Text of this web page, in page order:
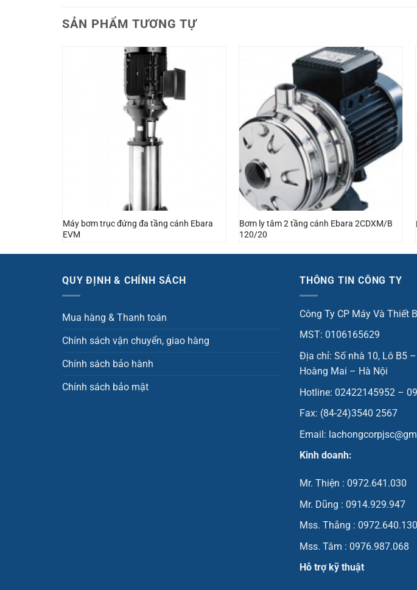
SẢN PHẨM TƯƠNG TỰ
Máy bơm trục đứng đa tầng cánh Ebara
EVM
Bơm ly tâm 2 tầng cánh Ebara 2CDXM/B
120/20
QUY ĐỊNH & CHÍNH SÁCH
Mua hàng & Thanh toán
Chính sách vận chuyển, giao hàng
Chính sách bảo hành
Chính sách bảo mật
THÔNG TIN CÔNG TY
Công Ty CP Máy Và Thiết
MST: 0106165629
Địa chỉ: Số nhà 10, Lô B5
Hoàng Mai – Hà Nội
Hotline: 02422145952 –
Fax: (84-24)3540 2567
Email:
Kinh doanh:
Mr. Thiện : 0972.641.030
Mr. Dũng : 0914.929.947
Mss. Thắng : 0972.640.130
Mss. Tâm : 0976.987.068
Hỗ trợ kỹ thuật